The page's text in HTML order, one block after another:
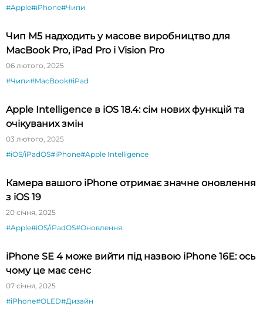
#Apple#iPhone#Чипи
Чип M5 надходить у масове виробництво для
MacBook Pro, iPad Pro і Vision Pro
06 лютого, 2025
#Чипи#MacBook#iPad
Apple Intelligence в iOS 18.4: сім нових функцій та
очікуваних змін
03 лютого, 2025
#iOS/iPadOS#iPhone#Apple Intelligence
Камера вашого iPhone отримає значне оновлення
з iOS 19
20 січня, 2025
#Apple#iOS/iPadOS#Оновлення
iPhone SE 4 може вийти під назвою iPhone 16E: ось
чому це має сенс
07 січня, 2025
#iPhone#OLED#Дизайн